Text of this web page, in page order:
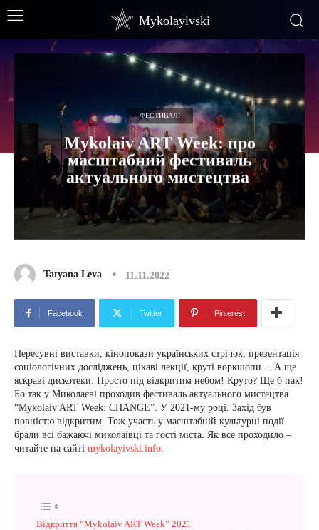
Mykolayivski
ФЕСТИВАЛІ
Mykolaiv ART Week: про
масштабний фестиваль
актуального мистецтва
Tatyana Leva 11.11.2022
Facebook Twitter Pinterest
Пересувні виставки, кінопокази українських стрічок, презентація
соціологічних досліджень, цікаві лекції, круті воркшопи… А ще
яскраві дискотеки. Просто під відкритим небом! Круто? Ще б пак!
Бо так у Миколаєві проходив фестиваль актуального мистецтва
“Mykolaiv ART Week: CHANGE”. У 2021-му році. Захід був
повністю відкритим. Тож участь у масштабній культурні події
брали всі бажаючі миколаївці та гості міста. Як все проходило –
читайте на сайті mykolayivski.info.
Відкриття “Mykolaiv ART Week” 2021